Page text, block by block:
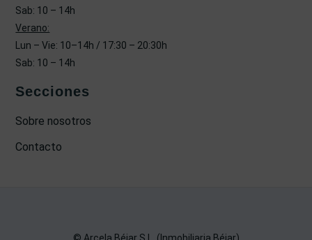
Sab: 10 – 14h
Verano:
Lun – Vie: 10–14h / 17:30 – 20:30h
Sab: 10 – 14h
Secciones
Sobre nosotros
Contacto
© Arcela Béjar S.L. (Inmobiliaria Béjar)